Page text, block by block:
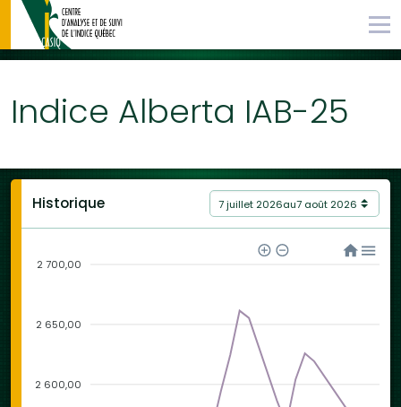
Indice Alberta IAB-25
Historique 7 juillet 2026au7 août 2026
2 700,00
2 650,00
2 600,00